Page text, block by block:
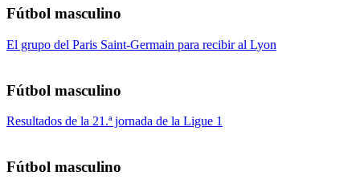
Fútbol masculino
El grupo del Paris Saint-Germain para recibir al Lyon
Fútbol masculino
Resultados de la 21.ª jornada de la Ligue 1
Fútbol masculino